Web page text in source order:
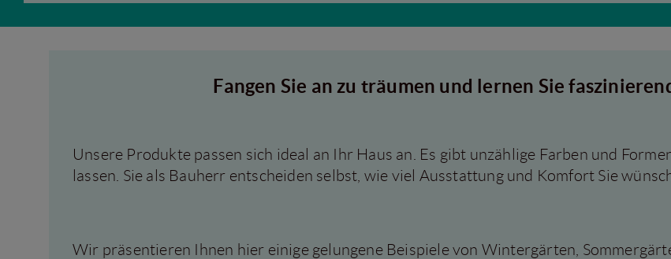
Fangen Sie an zu träumen und lernen Sie
Unsere Produkte passen sich ideal an Ihr Haus an. Es gibt unzählige Farben und
lassen. Sie als Bauherr entscheiden selbst, wie viel Ausstattung und Komfort Sie
Wir präsentieren Ihnen hier einige gelungene Beispiele von Wintergärten,